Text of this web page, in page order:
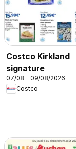
Costco Kirkland
signature
07/08 - 09/08/2026
Costco